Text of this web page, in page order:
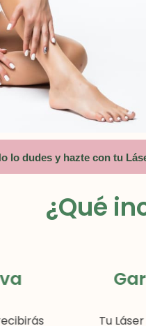
lo dudes y hazte con tu
¿Qué
Tu